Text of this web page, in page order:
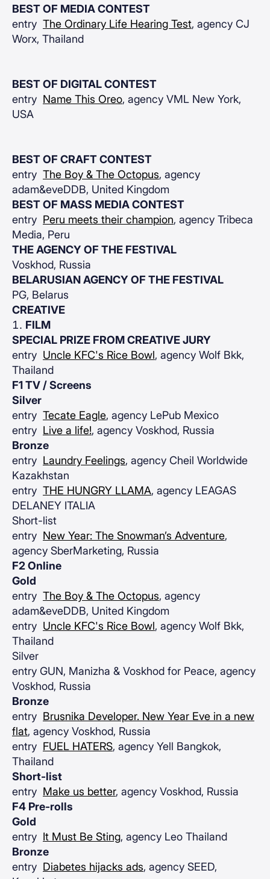
BEST OF MEDIA CONTEST
entry The Ordinary Life Hearing Test, agency CJ
Worx, Thailand
BEST OF DIGITAL CONTEST
entry Name This Oreo, agency VML New York,
USA
BEST OF CRAFT CONTEST
entry The Boy & The Octopus, agency
adam&eveDDB, United Kingdom
BEST OF MASS MEDIA CONTEST
entry Peru meets their champion, agency Tribeca
Media, Peru
THE AGENCY OF THE FESTIVAL
Voskhod, Russia
BELARUSIAN AGENCY OF THE FESTIVAL
PG, Belarus
CREATIVE
FILM
SPECIAL PRIZE FROM CREATIVE JURY
entry Uncle KFC's Rice Bowl, agency Wolf Bkk,
Thailand
F1 TV / Screens
Silver
entry Tecate Eagle, agency LePub Mexico
entry Live a life!, agency Voskhod, Russia
Bronze
entry Laundry Feelings, agency Cheil Worldwide
Kazakhstan
entry THE HUNGRY LLAMA, agency LEAGAS
DELANEY ITALIA
Short-list
entry New Year: The Snowman’s Adventure,
agency SberMarketing, Russia
F2 Online
Gold
entry The Boy & The Octopus, agency
adam&eveDDB, United Kingdom
entry Uncle KFC's Rice Bowl, agency Wolf Bkk,
Thailand
Silver
entry GUN, Manizha & Voskhod for Peace, agency
Voskhod, Russia
Bronze
entry Brusnika Developer. New Year Eve in a new
flat, agency Voskhod, Russia
entry FUEL HATERS, agency Yell Bangkok,
Thailand
Short-list
entry Make us better, agency Voskhod, Russia
F4 Pre-rolls
Gold
entry It Must Be Sting, agency Leo Thailand
Bronze
entry Diabetes hijacks ads, agency SEED,